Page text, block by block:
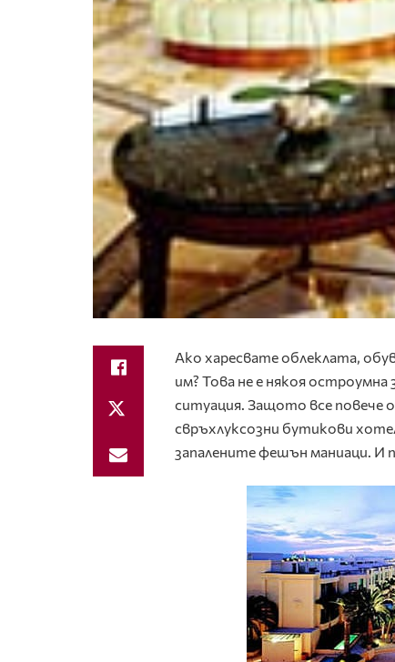
Ако харесвате облеклата,
им? Това не е някоя
ситуация. Защото все повече
свръхлуксозни бутикови
запалените фешън маниаци. И